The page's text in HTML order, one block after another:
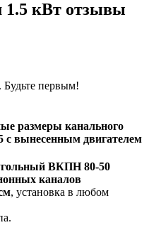
1.5 кВт отзывы
Будьте первым!
размеры канального
с вынесенным двигателем
ВКПН 80-50
каналов
, установка в любом